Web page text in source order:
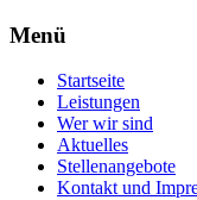
Schurwald
Pflegedienst
Menü
Zum
Inhalt
springen
Startseite
Leistungen
Wer wir sind
Aktuelles
Stellenangebote
Kontakt und